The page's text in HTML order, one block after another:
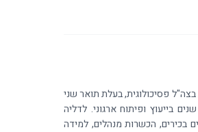
פסיכולוגית, בעלת תואר שני
בייעוץ ופיתוח ארגוני. לדליה
בכירים, הכשרות מנהלים, למידה